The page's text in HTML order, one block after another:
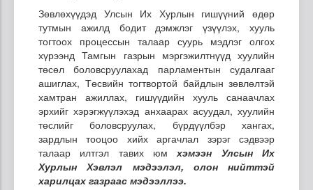
Зөвлөхүүдэд Улсын Их Хурлын гишүүний өдөр
тутмын ажилд бодит дэмжлэг үзүүлэх, хууль
тогтоох процессын талаар суурь мэдлэг олгох
хүрээнд Тамгын газрын мэргэжилтнүүд хуулийн
төсөл боловсруулахад парламентын судалгааг
ашиглах, Төсвийн тогтвортой байдлын зөвлөлтэй
хамтран ажиллах, гишүүдийн хууль санаачлах
эрхийг хэрэгжүүлэхэд анхаарах асуудал, хуулийн
төслийг боловсруулах, бүрдүүлбэр хангах,
зардлын тооцоо хийх аргачлал зэрэг сэдвээр
талаар илтгэл тавих юм хэмээн Улсын Их
Хурлын Хэвлэл мэдээлэл, олон нийттэй
харилцах газраас мэдээллээ.